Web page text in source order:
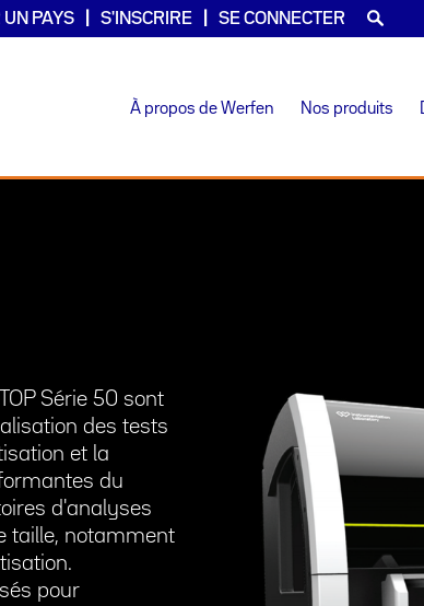
PAYS S'INSCRIRE SE CONNECTER
À propos de Werfen Nos produits
Série 50 sont
des tests
et la
du
d'analyses
taille, notamment
pour